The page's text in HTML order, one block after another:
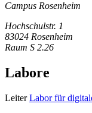
Campus Rosenheim
Hochschulstr. 1
83024 Rosenheim
Raum S 2.26
Labore
LeiterLabor für